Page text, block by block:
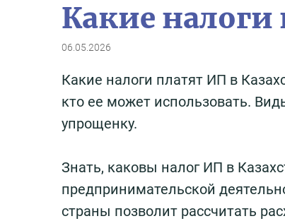
Какие налоги
06.05.2026
Какие налоги платят ИП в
кто ее может использовать.
упрощенку.
Знать, каковы налог ИП в
предпринимательской
страны позволит рассчитать